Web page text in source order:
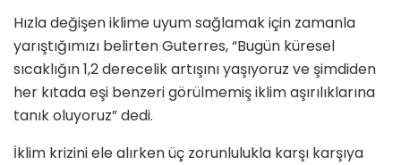
Hızla değişen iklime uyum sağlamak için zamanla
yarıştığımızı belirten Guterres, “Bugün küresel
sıcaklığın 1,2 derecelik artışını yaşıyoruz ve şimdiden
her kıtada eşi benzeri görülmemiş iklim aşırılıklarına
tanık oluyoruz” dedi.
İklim krizini ele alırken üç zorunlulukla karşı karşıya